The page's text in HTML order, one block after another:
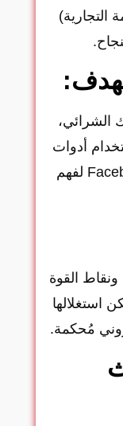
التجارية)
الشرائي،
أدوات
مثل Google Analytics وFacebook Insights لفهم
ونقاط القوة
استغلالها
مُحكمة.